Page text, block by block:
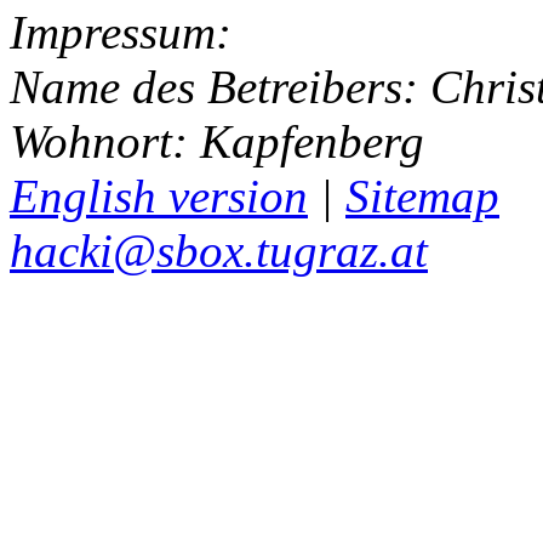
Impressum:
Name des Betreibers:
Wohnort: Kapfenberg
English version | Sitemap
hacki@sbox.tugraz.at